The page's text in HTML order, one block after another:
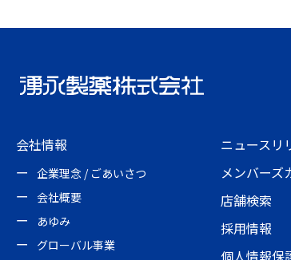
会社情報
企業理念 / ごあいさつ
会社概要
あゆみ
グローバル事業
ニュースリ
メンバーズ
店舗検索
採用情報
個人情報保